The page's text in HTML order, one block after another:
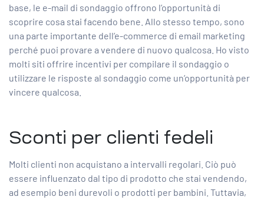
base, le e-mail di sondaggio offrono l’opportunità di
scoprire cosa stai facendo bene. Allo stesso tempo, sono
una parte importante dell’e-commerce di email marketing
perché puoi provare a vendere di nuovo qualcosa. Ho visto
molti siti offrire incentivi per compilare il sondaggio o
utilizzare le risposte al sondaggio come un’opportunità per
vincere qualcosa.
Sconti per clienti fedeli
Molti clienti non acquistano a intervalli regolari. Ciò può
essere influenzato dal tipo di prodotto che stai vendendo,
ad esempio beni durevoli o prodotti per bambini. Tuttavia,